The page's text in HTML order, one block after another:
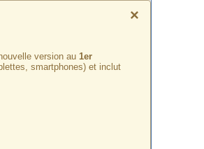
×
version au 1er
smartphones) et inclut